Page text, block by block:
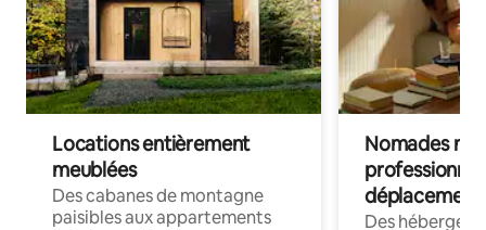
Locations entièrement
meublées
Des cabanes de montagne
paisibles aux appartements
Nomades
déplacement
Des